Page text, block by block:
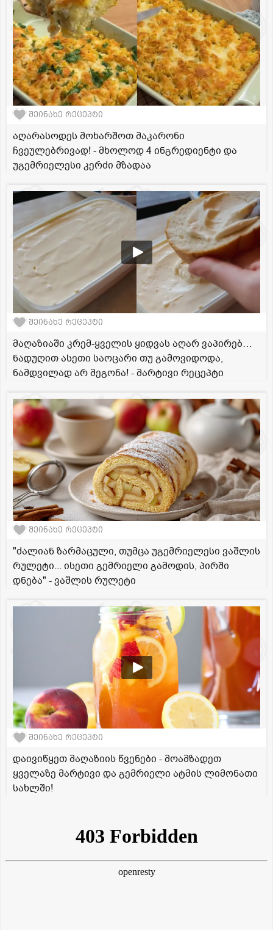
შეინახე რეცეპტი
აღარასოდეს მოხარშოთ მაკარონი
ჩვეულებრივად! - მხოლოდ 4 ინგრედიენტი და
უგემრიელესი კერძი მზადაა
შეინახე რეცეპტი
მაღაზიაში კრემ-ყველის ყიდვას აღარ ვაპირებ…
ნადუღით ასეთი საოცარი თუ გამოვიდოდა,
ნამდვილად არ მეგონა! - მარტივი რეცეპტი
შეინახე რეცეპტი
"ძალიან ზარმაცული, თუმცა უგემრიელესი ვაშლის
რულეტი... ისეთი გემრიელი გამოდის, პირში
დნება" - ვაშლის რულეტი
შეინახე რეცეპტი
დაივიწყეთ მაღაზიის წვენები - მოამზადეთ
ყველაზე მარტივი და გემრიელი ატმის ლიმონათი
სახლში!